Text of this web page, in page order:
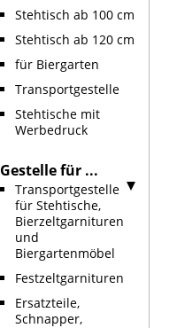
Stehtisch ab 100 cm
Stehtisch ab 120 cm
für Biergarten
Transportgestelle
Stehtische mit
Werbedruck
Gestelle für ...
Transportgestelle
für Stehtische,
Bierzeltgarnituren
und
Biergartenmöbel
Festzeltgarnituren
Ersatzteile,
Schnapper,